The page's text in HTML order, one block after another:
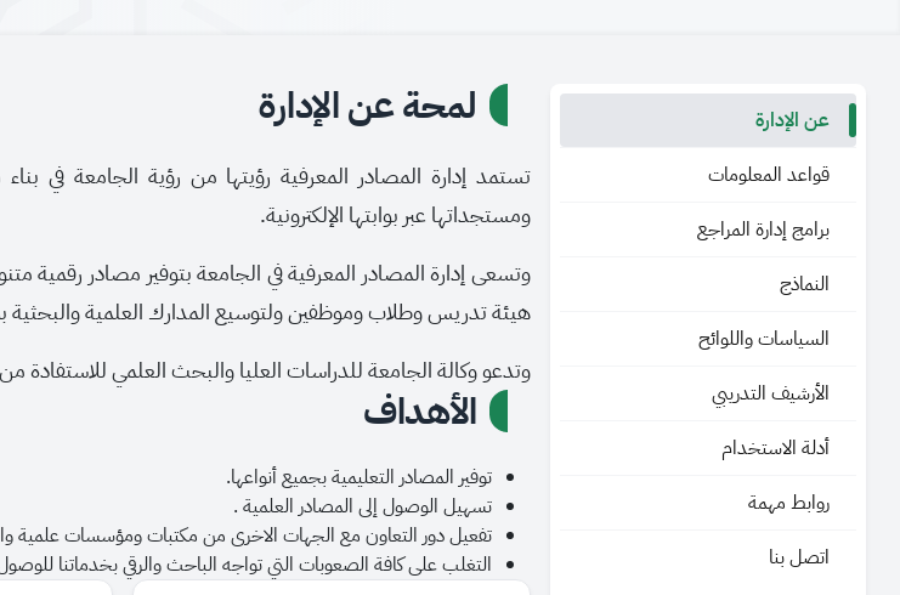
عن الإدارة
قواعد المعلومات
برامج إدارة المراجع
النماذج
السياسات واللوائح
الأرشيف التدريبي
أدلة الاستخدام
روابط مهمة
اتصل بنا
لمحة عن الإدارة
تستمد إدارة المصادر المعرفية رؤيتها من رؤية الجامعة في
ومستجداتها عبر بوابتها الإلكترونية.
وتسعى إدارة المصادر المعرفية في الجامعة بتوفير مصادر
هيئة تدريس وطلاب وموظفين ولتوسيع المدارك العلمية والبحثية
وتدعو وكالة الجامعة للدراسات العليا والبحث العلمي للاستفادة
الأهداف
توفير المصادر التعليمية بجميع أنواعها.
تسهيل الوصول إلى المصادر العلمية .
تفعيل دور التعاون مع الجهات الاخرى من مكتبات ومؤسسات علمية
التغلب على كافة الصعوبات التي تواجه الباحث والرقي بخدماتنا